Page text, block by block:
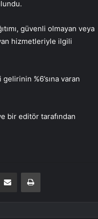
güvenli olmayan veya
hizmetleriyle ilgili
%6’sına varan
bir editör tarafından
E-Posta ile paylaş Yazdır